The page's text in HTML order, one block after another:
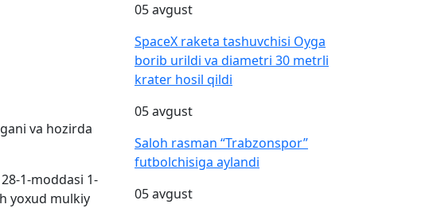
va hozirda
1-moddasi 1-
yoxud mulkiy
05 avgust
SpaceX raketa tashuvchisi Oyga
borib urildi va diametri 30 metrli
krater hosil qildi
05 avgust
Saloh rasman “Trabzonspor”
futbolchisiga aylandi
05 avgust